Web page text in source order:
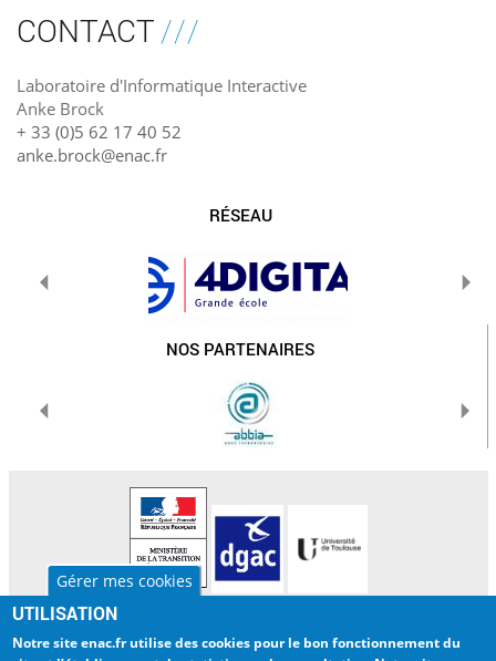
Gérer mes cookies
UTILISATION
Notre site enac.fr utilise des cookies pourle bon fonctionnement du
CONTACT
Laboratoire d'Informatique Interactive
Anke Brock
+ 33 (0)5 62 17 40 52
anke.brock@enac.fr
RÉSEAU
NOS PARTENAIRES